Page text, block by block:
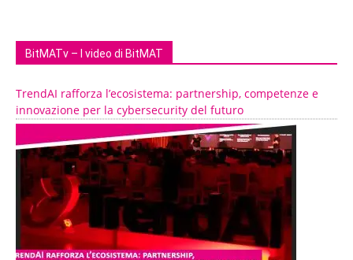
BitMATv – I video di BitMAT
TrendAI rafforza l’ecosistema: partnership, competenze e
innovazione per la cybersecurity del futuro